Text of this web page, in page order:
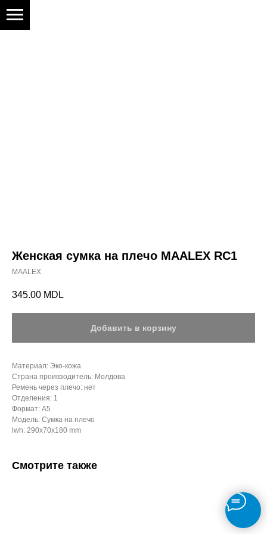
Женская сумка на плечо MAALEX RC1
MAALEX
345.00 MDL
Добавить в корзину
Материал: Эко-кожа
Страна проивзодитель: Молдова
Ремень через плечо: нет
Отделения: 1
Формат: А5
Модель: Сумка на плечо
lwh: 290x70x180 mm
Смотрите также